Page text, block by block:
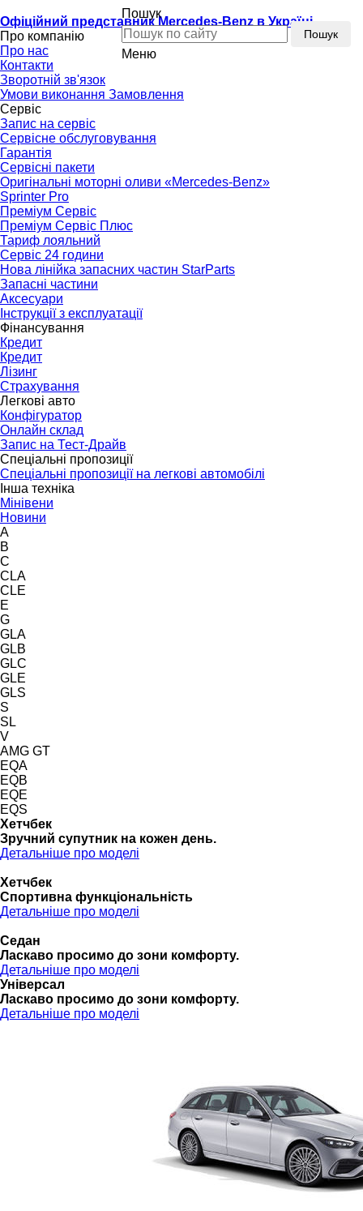
Офіційний представник Mercedes-Benz в Україні
Пошук
Пошук
Меню
Про компанію
Про нас
Контакти
Зворотній зв'язок
Умови виконання Замовлення
Сервіс
Запис на сервіс
Сервісне обслуговування
Гарантія
Сервісні пакети
Оригінальні моторні оливи «Mercedes-Benz»
Sprinter Pro
Преміум Сервіс
Преміум Сервіс Плюс
Тариф лояльний
Сервіс 24 години
Нова лінійка запасних частин StarParts
Запасні частини
Аксесуари
Інструкції з експлуатації
Фінансування
Кредит
Кредит
Лізинг
Страхування
Легкові авто
Конфігуратор
Онлайн склад
Запис на Тест-Драйв
Спеціальні пропозиції
Спеціальні пропозиції на легкові автомобілі
Інша техніка
Мінівени
Новини
A
B
C
CLA
CLE
E
G
GLA
GLB
GLC
GLE
GLS
S
SL
V
AMG GT
EQA
EQB
EQE
EQS
Хетчбек
Зручний супутник на кожен день.
Детальніше про моделі
Хетчбек
Спортивна функціональність
Детальніше про моделі
Седан
Ласкаво просимо до зони комфорту.
Детальніше про моделі
Універсал
Ласкаво просимо до зони комфорту.
Детальніше про моделі